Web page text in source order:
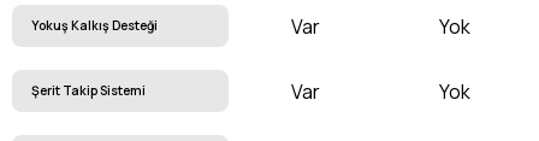
Yokuş Kalkış Desteği Var Yok
Şerit Takip Sistemi Var Yok